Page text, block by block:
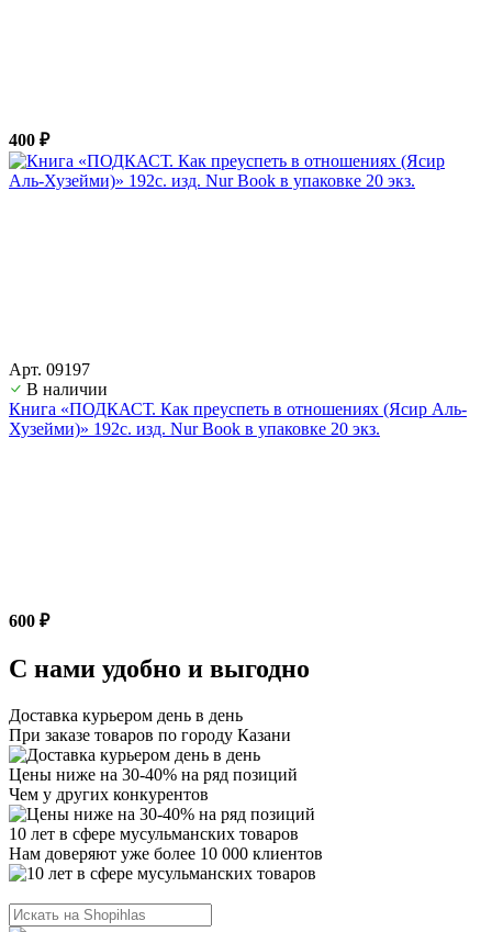
400 ₽
Арт. 09197
В наличии
Книга «ПОДКАСТ. Как преуспеть в отношениях (Ясир Аль-
Хузейми)» 192с. изд. Nur Book в упаковке 20 экз.
600 ₽
С нами удобно и выгодно
Доставка курьером день в день
При заказе товаров по городу Казани
Цены ниже на 30-40% на ряд позиций
Чем у других конкурентов
10 лет в сфере мусульманских товаров
Нам доверяют уже более 10 000 клиентов